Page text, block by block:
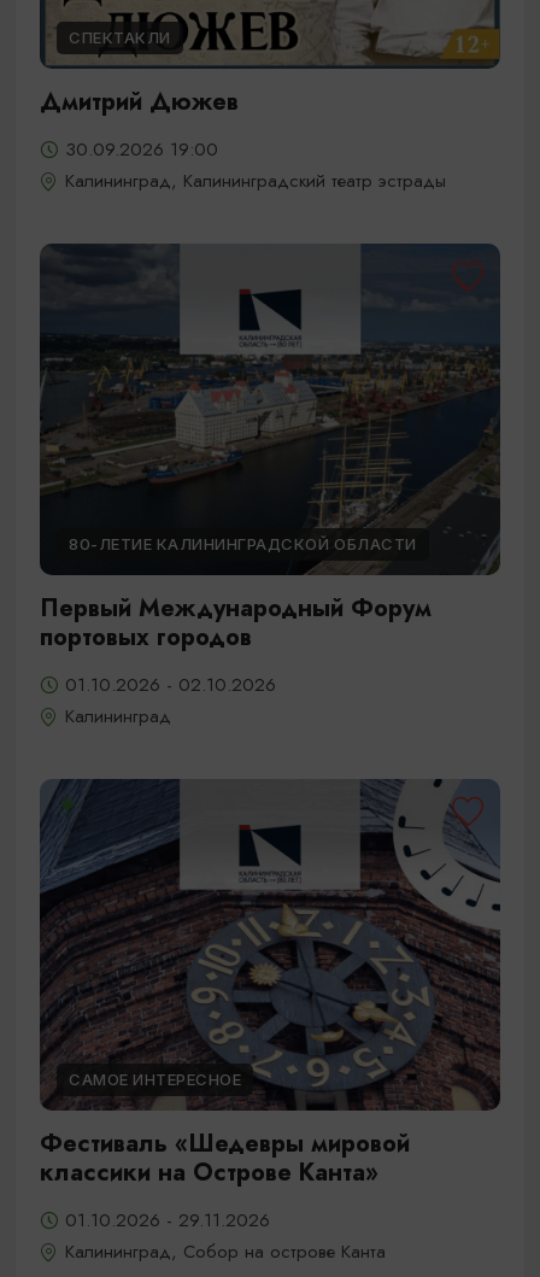
СПЕКТАКЛИ
Дмитрий Дюжев
30.09.2026 19:00
Калининград, Калининградский театр эстрады
80-ЛЕТИЕ КАЛИНИНГРАДСКОЙ ОБЛАСТИ
Первый Международный Форум
портовых городов
01.10.2026 - 02.10.2026
Калининград
САМОЕ ИНТЕРЕСНОЕ
Фестиваль «Шедевры мировой
классики на Острове Канта»
01.10.2026 - 29.11.2026
Калининград, Собор на острове Канта